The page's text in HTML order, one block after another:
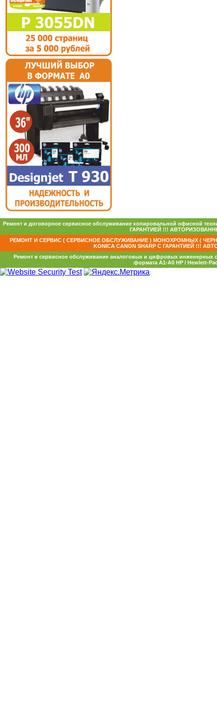
Ремонт и договорное сервисное обслуживание копировальной офисной
ГАРАНТИЕЙ !!!
РЕМОНТ И СЕРВИС ( СЕРВИСНОЕ ОБСЛУЖИВАНИЕ ) МОНОХРОМНЫХ (
KONICA CANON SHARP С ГАРАНТИЕЙ !!!
Ремонт и сервисное обслуживание аналоговых и цифровых инженерных
формата А1-А0 HP / Hewlett-